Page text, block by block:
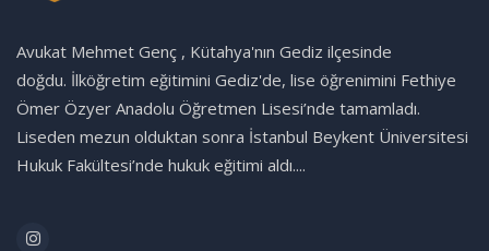
Avukat Mehmet Genç , Kütahya'nın Gediz ilçesinde
doğdu. İlköğretim eğitimini Gediz'de, lise öğrenimini Fethiye
Ömer Özyer Anadolu Öğretmen Lisesi’nde tamamladı.
Liseden mezun olduktan sonra İstanbul Beykent Üniversitesi
Hukuk Fakültesi’nde hukuk eğitimi aldı....